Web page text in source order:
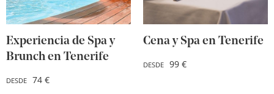
Experiencia de Spa y
Brunch en Tenerife
DESDE
74 €
Cena y Spa en Tenerife
DESDE 99 €